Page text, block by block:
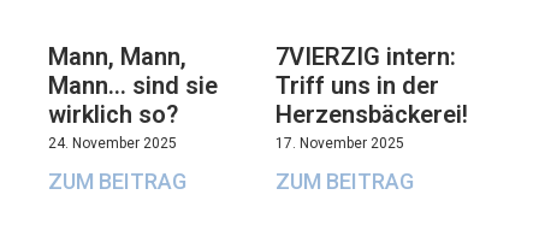
Mann, Mann,
Mann… sind sie
wirklich so?
24. November 2025
ZUM BEITRAG
7VIERZIG intern:
Triff uns in der
Herzensbäckerei!
17. November 2025
ZUM BEITRAG